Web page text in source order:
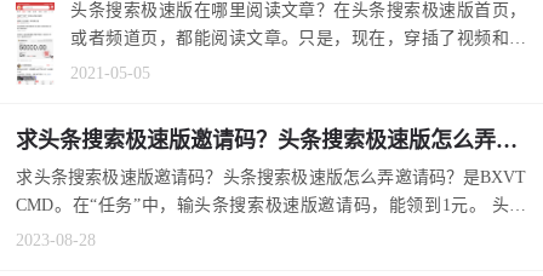
头条搜索极速版在哪里阅读文章？在头条搜索极速版首页，
或者频道页，都能阅读文章。只是，现在，穿插了视频和微
头条。 1.打开...
2021-05-05
求头条搜索极速版邀请码？头条搜索极速版怎么弄邀请码？
求头条搜索极速版邀请码？头条搜索极速版怎么弄邀请码？是BXVT
CMD。在“任务”中，输头条搜索极速版邀请码，能领到1元。 头条
搜...
2023-08-28